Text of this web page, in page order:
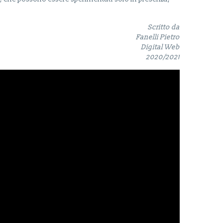
Scritto da
Fanelli Pietro
Digital Web
2020/2021